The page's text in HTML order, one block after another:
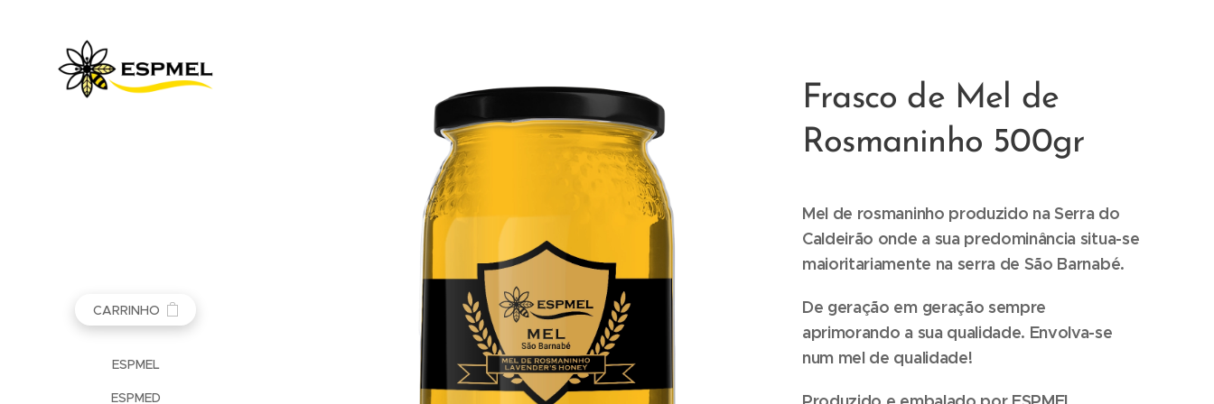
CARRINHO
ESPMEL
ESPMED
Frasco de Mel de
Rosmaninho 500gr
Mel de rosmaninho produzido na Serra do
Caldeirão onde a sua predominância situa-se
maioritariamente na serra de São Barnabé.
De geração em geração sempre
aprimorando a sua qualidade. Envolva-se
num mel de qualidade!